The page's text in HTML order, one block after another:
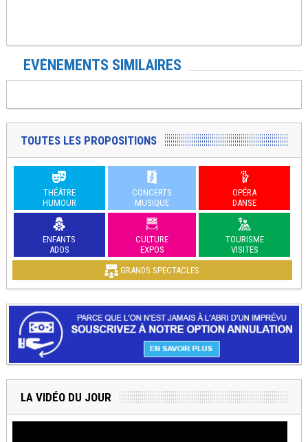
EVÉNEMENTS SIMILAIRES
TOUTES LES PROPOSITIONS
THÉÂTRE
HUMOUR
CONCERTS
MUSIQUE
OPÉRA
DANSE
ENFANTS
ADOS
CULTURE
EXPOS
TOURISME
VISITES
GRANDS SPECTACLES
LA VIDÉO DU JOUR